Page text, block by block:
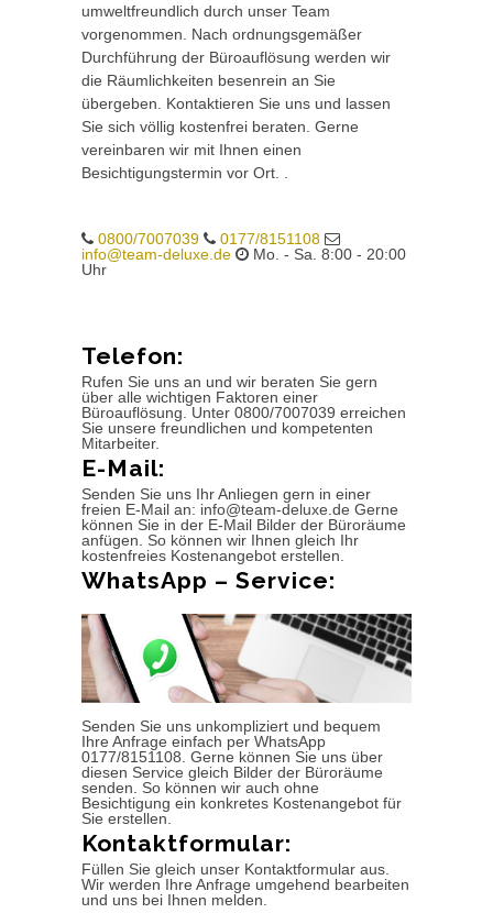
umweltfreundlich durch unser Team
vorgenommen. Nach ordnungsgemäßer
Durchführung der Büroauflösung werden wir
die Räumlichkeiten besenrein an Sie
übergeben. Kontaktieren Sie uns und lassen
Sie sich völlig kostenfrei beraten. Gerne
vereinbaren wir mit Ihnen einen
Besichtigungstermin vor Ort. .
0800/7007039
0177/8151108
info@team-deluxe.de
Mo. - Sa. 8:00 - 20:00
Uhr
Telefon:
Rufen Sie uns an und wir beraten Sie gern
über alle wichtigen Faktoren einer
Büroauflösung. Unter 0800/7007039 erreichen
Sie unsere freundlichen und kompetenten
Mitarbeiter.
E-Mail:
Senden Sie uns Ihr Anliegen gern in einer
freien E-Mail an: info@team-deluxe.de Gerne
können Sie in der E-Mail Bilder der Büroräume
anfügen. So können wir Ihnen gleich Ihr
kostenfreies Kostenangebot erstellen.
WhatsApp – Service:
Senden Sie uns unkompliziert und bequem
Ihre Anfrage einfach per WhatsApp
0177/8151108. Gerne können Sie uns über
diesen Service gleich Bilder der Büroräume
senden. So können wir auch ohne
Besichtigung ein konkretes Kostenangebot für
Sie erstellen.
Kontaktformular:
Füllen Sie gleich unser Kontaktformular aus.
Wir werden Ihre Anfrage umgehend bearbeiten
und uns bei Ihnen melden.